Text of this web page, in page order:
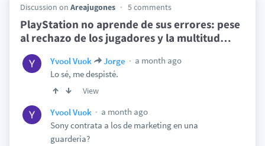
Discussion on Areajugones 5 comments
PlayStation no aprende de sus errores: pese
al rechazo de los jugadores y la multitud…
Yvool Vuok Jorge
a month ago
Lo sé, me despisté.
View
Yvool Vuok
a month ago
Sony contrata a los de marketing en una
guarderia?